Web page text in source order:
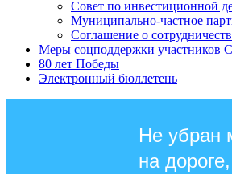
Совет по инвестиционной
Муниципально-частное
Соглашение о
Меры соцподдержки участников
80 лет Победы
Электронный бюллетень
Не убран
на